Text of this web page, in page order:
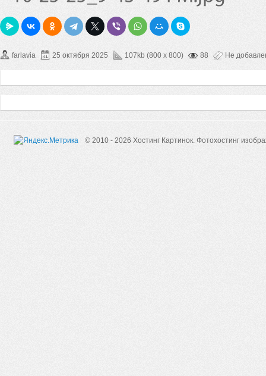
farlavia 25 октября 2025 107kb (800 x 800) 88 Не
© 2010 - 2026 Хостинг Картинок. Фотохостинг